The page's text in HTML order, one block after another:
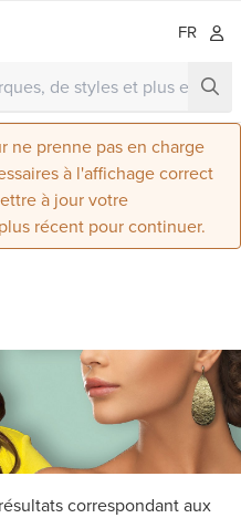
FR
ne prenne pas en charge
à l'affichage correct
à jour votre
récent pour continuer.
correspondant aux